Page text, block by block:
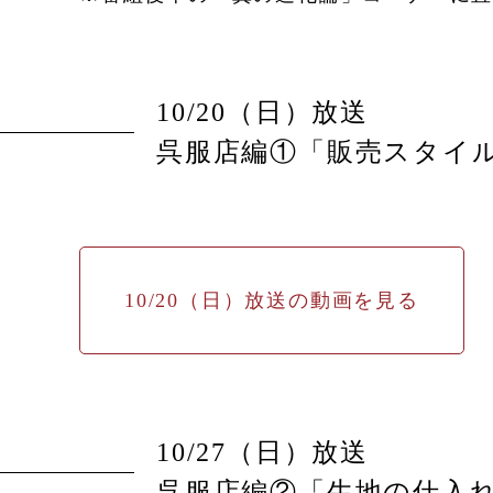
10/20（日）放送
呉服店編①「販売スタイル
10/20（日）放送の動画を見る
10/27（日）放送